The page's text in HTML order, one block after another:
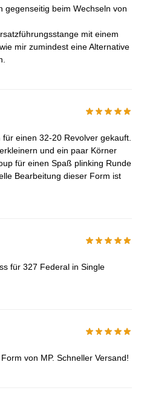
gegenseitig beim Wechseln von
mit einem
mir zumindest eine Alternative
einen 32-20 Revolver gekauft.
und ein paar Körner
für einen Spaß plinking Runde
Bearbeitung dieser Form ist
für 327 Federal in Single
von MP. Schneller Versand!